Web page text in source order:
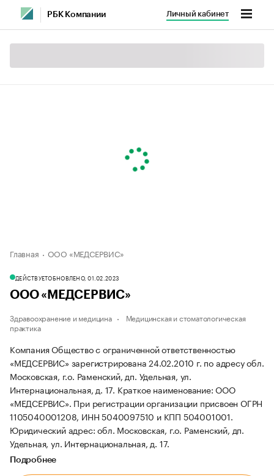
РБК Компании Личный кабинет
Главная ООО «МЕДСЕРВИС»
ДЕЙСТВУЕТОБНОВЛЕНО, 01.02.2023
ООО «МЕДСЕРВИС»
Здравоохранение и медицина
Медицинская и стоматологическая
практика
Компания Общество с ограниченной ответственностью
«МЕДСЕРВИС» зарегистрирована 24.02.2010 г. по адресу обл.
Московская, г.о. Раменский, дп. Удельная, ул.
Интернациональная, д. 17. Краткое наименование: ООО
«МЕДСЕРВИС». При регистрации организации присвоен ОГРН
1105040001208, ИНН 5040097510 и КПП 504001001.
Юридический адрес: обл. Московская, г.о. Раменский, дп.
Удельная, ул. Интернациональная, д. 17.
Подробнее